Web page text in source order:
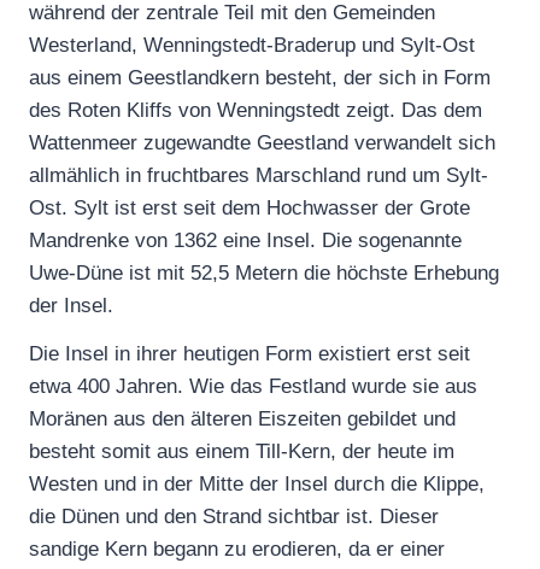
während der zentrale Teil mit den Gemeinden
Westerland, Wenningstedt-Braderup und Sylt-Ost
aus einem Geestlandkern besteht, der sich in Form
des Roten Kliffs von Wenningstedt zeigt. Das dem
Wattenmeer zugewandte Geestland verwandelt sich
allmählich in fruchtbares Marschland rund um Sylt-
Ost. Sylt ist erst seit dem Hochwasser der Grote
Mandrenke von 1362 eine Insel. Die sogenannte
Uwe-Düne ist mit 52,5 Metern die höchste Erhebung
der Insel.
Die Insel in ihrer heutigen Form existiert erst seit
etwa 400 Jahren. Wie das Festland wurde sie aus
Moränen aus den älteren Eiszeiten gebildet und
besteht somit aus einem Till-Kern, der heute im
Westen und in der Mitte der Insel durch die Klippe,
die Dünen und den Strand sichtbar ist. Dieser
sandige Kern begann zu erodieren, da er einer